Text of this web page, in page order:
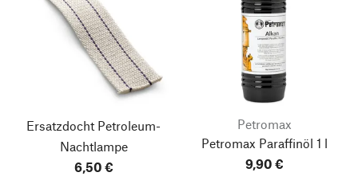
Ersatzdocht Petroleum-
Nachtlampe
6,50 €
Petromax
Petromax Paraffinöl 1 l
9,90 €